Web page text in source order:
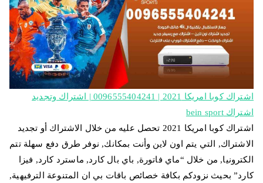
اشتراك كوبا امريكا 2021 | 0096555404241 | اشتراك وتجديد
اشتراك bein sport
اشتراك كوبا امريكا 2021 تحصل عليه من خلال الاشتراك أو تجديد
الاشتراك, التي يتم اون لاين وأنت بمكانك, نوفر طرق دفع سهلة تتم
الكترونيا, من خلال “ماي فاتورة, باي بال كارد, ماسترد كارد, فيزا
كارد” بحيث نزودكم بكافة خصائص باقات بي ان المتنوعة الترفيهية,